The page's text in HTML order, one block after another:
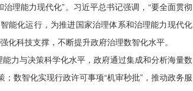
理能力现代化”。习近平总书记强调，“要全面贯彻
能化运行，为推进国家治理体系和治理能力现代化
科技支撑，不断提升政府治理数智化水平。
力与决策科学化水平，政府通过集成和分析海量数
数智化实现行政许可事项“机审秒批”，推动政务服